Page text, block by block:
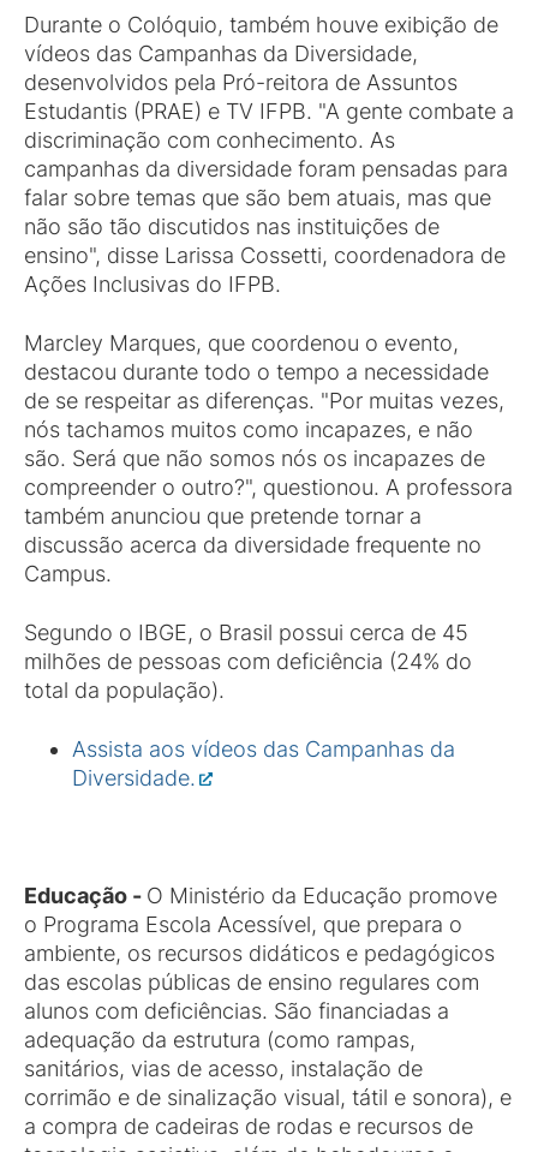
Durante o Colóquio, também houve exibição de
vídeos das Campanhas da Diversidade,
desenvolvidos pela Pró-reitora de Assuntos
Estudantis (PRAE) e TV IFPB. "A gente combate a
discriminação com conhecimento. As
campanhas da diversidade foram pensadas para
falar sobre temas que são bem atuais, mas que
não são tão discutidos nas instituições de
ensino", disse Larissa Cossetti, coordenadora de
Ações Inclusivas do IFPB.
Marcley Marques, que coordenou o evento,
destacou durante todo o tempo a necessidade
de se respeitar as diferenças. "Por muitas vezes,
nós tachamos muitos como incapazes, e não
são. Será que não somos nós os incapazes de
compreender o outro?", questionou. A professora
também anunciou que pretende tornar a
discussão acerca da diversidade frequente no
Campus.
Segundo o IBGE, o Brasil possui cerca de 45
milhões de pessoas com deficiência (24% do
total da população).
Assista aos vídeos das Campanhas da
Diversidade.
Educação - O Ministério da Educação promove
o Programa Escola Acessível, que prepara o
ambiente, os recursos didáticos e pedagógicos
das escolas públicas de ensino regulares com
alunos com deficiências. São financiadas a
adequação da estrutura (como rampas,
sanitários, vias de acesso, instalação de
corrimão e de sinalização visual, tátil e sonora), e
a compra de cadeiras de rodas e recursos de